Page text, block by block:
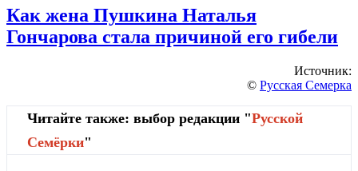
Как жена Пушкина Наталья
Гончарова стала причиной его гибели
Источник:
© Русская Семерка
Читайте также: выбор редакции "Русской
Cемёрки"